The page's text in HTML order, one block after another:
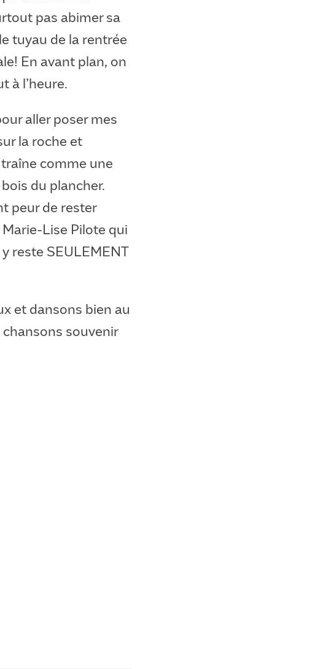
pas abimer sa
tuyau de la rentrée
En avant plan, on
à l’heure.
aller poser mes
la roche et
comme une
du plancher.
peur de rester
Lise Pilote qui
reste SEULEMENT
et dansons bien au
souvenir